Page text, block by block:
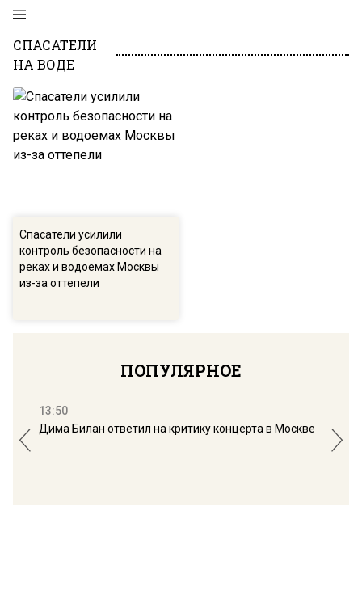
СПАСАТЕЛИ
НА ВОДЕ
Спасатели усилили
контроль безопасности на
реках и водоемах Москвы
из-за оттепели
ПОПУЛЯРНОЕ
13:50
Дима Билан ответил на критику концерта в Москве